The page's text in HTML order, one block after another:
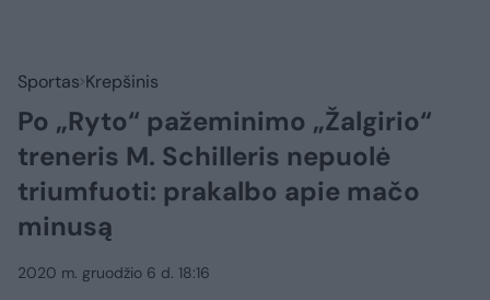
Sportas Krepšinis
Po „Ryto“ pažeminimo „Žalgirio“
treneris M. Schilleris nepuolė
triumfuoti: prakalbo apie mačo
minusą
2020 m. gruodžio 6 d. 18:16